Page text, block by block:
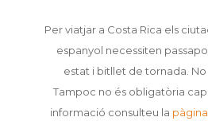
Per viatjar a Costa Rica els
espanyol necessiten
estat i bitllet de tornada. No
Tampoc no és obligatòria
informació consulteu la